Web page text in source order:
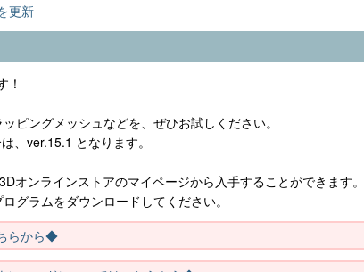
更新
！
ピングメッシュなどを、ぜひお試しください。
、ver.15.1 となります。
オンラインストアのマイページから入手することができます。
グラムをダウンロードしてください。
らから◆